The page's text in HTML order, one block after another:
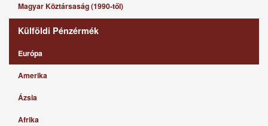
Magyar Köztársaság (1990-től)
Külföldi Pénzérmék
Európa
Amerika
Ázsia
Afrika